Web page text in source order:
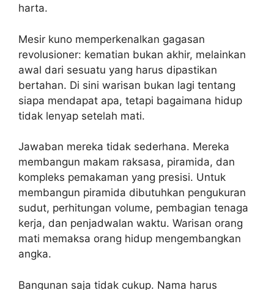
harta.
Mesir kuno memperkenalkan gagasan
revolusioner: kematian bukan akhir, melainkan
awal dari sesuatu yang harus dipastikan
bertahan. Di sini warisan bukan lagi tentang
siapa mendapat apa, tetapi bagaimana hidup
tidak lenyap setelah mati.
Jawaban mereka tidak sederhana. Mereka
membangun makam raksasa, piramida, dan
kompleks pemakaman yang presisi. Untuk
membangun piramida dibutuhkan pengukuran
sudut, perhitungan volume, pembagian tenaga
kerja, dan penjadwalan waktu. Warisan orang
mati memaksa orang hidup mengembangkan
angka.
Bangunan saja tidak cukup. Nama harus